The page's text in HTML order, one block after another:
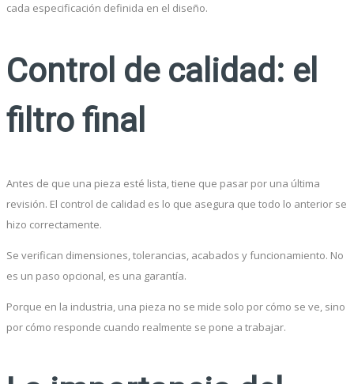
cada especificación definida en el diseño.
Control de calidad: el
filtro final
Antes de que una pieza esté lista, tiene que pasar por una última
revisión. El control de calidad es lo que asegura que todo lo anterior se
hizo correctamente.
Se verifican dimensiones, tolerancias, acabados y funcionamiento. No
es un paso opcional, es una garantía.
Porque en la industria, una pieza no se mide solo por cómo se ve, sino
por cómo responde cuando realmente se pone a trabajar.